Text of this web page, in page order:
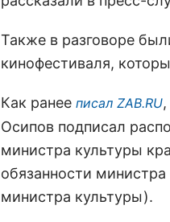
Также в разговоре
кинофестиваля,
Как ранее писал ZAB.RU
Осипов подписал
министра культуры
обязанности
министра культуры).